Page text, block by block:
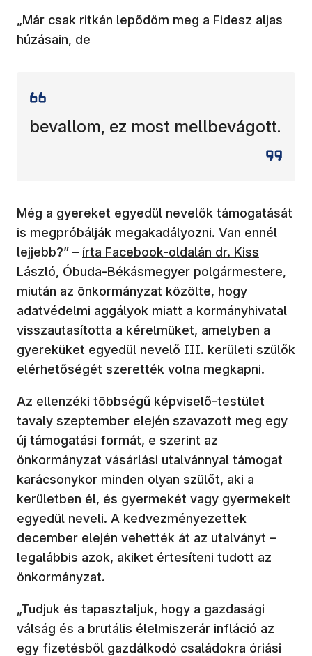
„Már csak ritkán lepődöm meg a Fidesz aljas
húzásain, de
bevallom, ez most mellbevágott.
Még a gyereket egyedül nevelők támogatását
is megpróbálják megakadályozni. Van ennél
lejjebb?” – (új ablakban nyílik meg)
írta Facebook-oldalán dr. Kiss
László, Óbuda-Békásmegyer polgármestere,
miután az önkormányzat közölte, hogy
adatvédelmi aggályok miatt a kormányhivatal
visszautasította a kérelmüket, amelyben a
gyereküket egyedül nevelő III. kerületi szülők
elérhetőségét szerették volna megkapni.
Az ellenzéki többségű képviselő-testület
tavaly szeptember elején szavazott meg egy
új támogatási formát, e szerint az
önkormányzat vásárlási utalvánnyal támogat
karácsonykor minden olyan szülőt, aki a
kerületben él, és gyermekét vagy gyermekeit
egyedül neveli. A kedvezményezettek
december elején vehették át az utalványt –
legalábbis azok, akiket értesíteni tudott az
önkormányzat.
„Tudjuk és tapasztaljuk, hogy a gazdasági
válság és a brutális élelmiszerár infláció az
egy fizetésből gazdálkodó családokra óriási